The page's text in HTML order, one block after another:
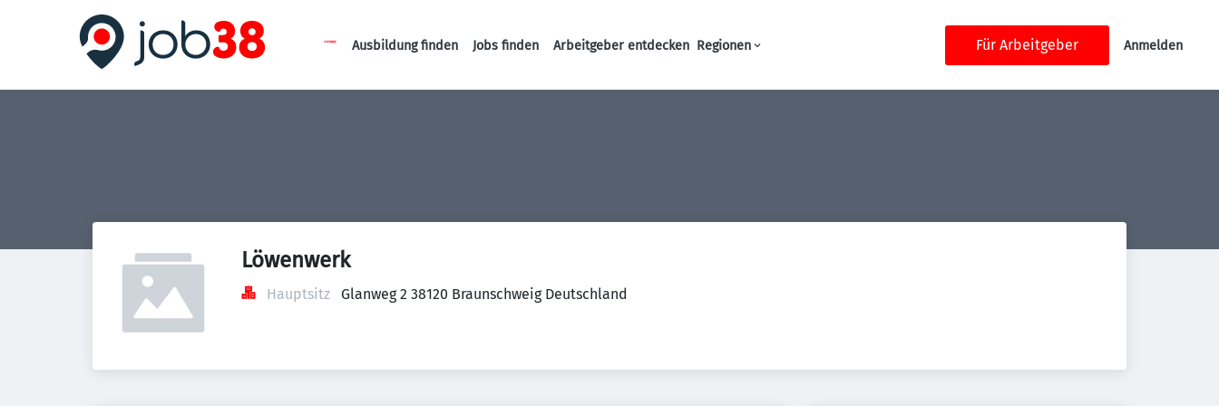
Haupt-Navigation
Ausbildung finden Jobs finden Arbeitgeber entdecken Regionen Für Arbeitgeber Anmelden
Löwenwerk
Hauptsitz Glanweg 2 38120 Braunschweig Deutschland